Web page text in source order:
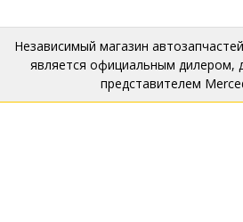
Независимый магазин
является официальным дилером,
представителем